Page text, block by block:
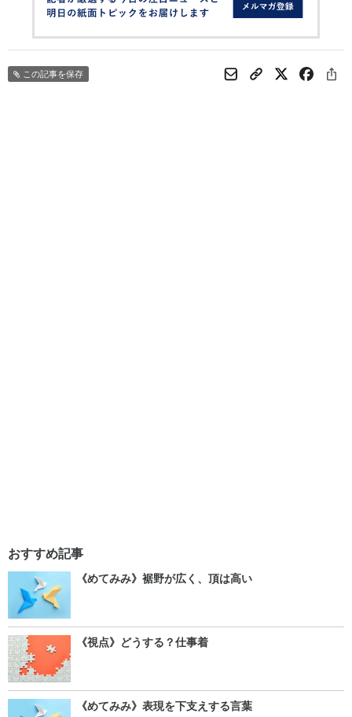
この記事を保存
おすすめ記事
《めてみみ》裾野が広く、頂は高い
《視点》どうする？仕事着
《めてみみ》表現を下支えする言葉